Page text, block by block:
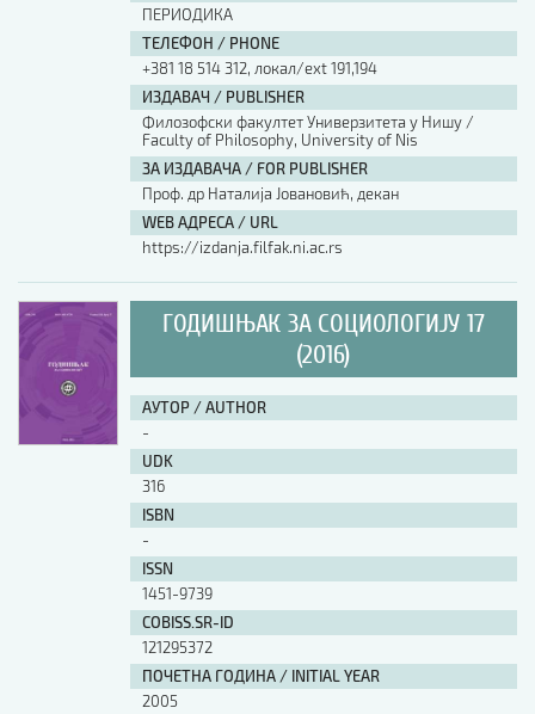
ПЕРИОДИКА
ТЕЛЕФОН / PHONE
+381 18 514 312, локал/ext 191,194
ИЗДАВАЧ / PUBLISHER
Филозофски факултет Универзитета у Нишу /
Faculty of Philosophy, University of Nis
ЗА ИЗДАВАЧА / FOR PUBLISHER
Проф. др Наталија Јовановић, декан
WEB АДРЕСА / URL
https://izdanja.filfak.ni.ac.rs
ГОДИШЊАК ЗА СОЦИОЛОГИЈУ 17
(2016)
АУТОР / AUTHOR
-
UDK
316
ISBN
-
ISSN
1451-9739
COBISS.SR-ID
121295372
ПОЧЕТНА ГОДИНА / INITIAL YEAR
2005